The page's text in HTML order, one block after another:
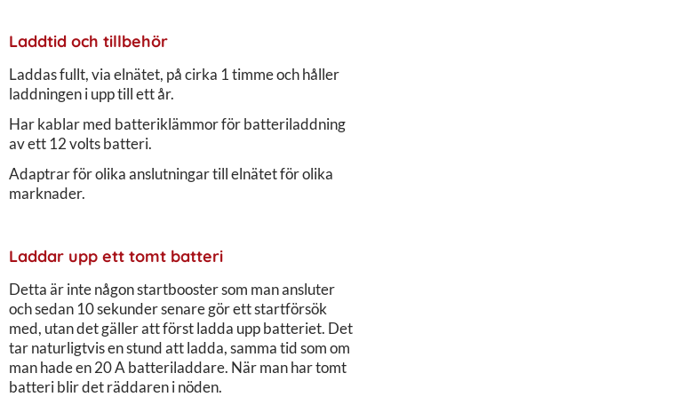
Laddtid och tillbehör
Laddas fullt, via elnätet, på cirka 1 timme och håller
laddningen i upp till ett år.
Har kablar med batteriklämmor för batteriladdning
av ett 12 volts batteri.
Adaptrar för olika anslutningar till elnätet för olika
marknader.
Laddar upp ett tomt batteri
Detta är inte någon startbooster som man ansluter
och sedan 10 sekunder senare gör ett startförsök
med, utan det gäller att först ladda upp batteriet. Det
tar naturligtvis en stund att ladda, samma tid som om
man hade en 20 A batteriladdare. När man har tomt
batteri blir det räddaren i nöden.